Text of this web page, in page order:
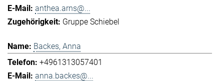
anthea.arns@...
Gruppe Schiebel
Backes, Anna
+4961313057401
anna.backes@...